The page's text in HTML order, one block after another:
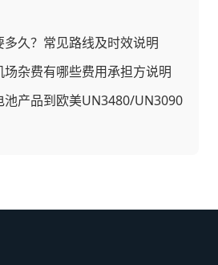
久？常见路线及时效说明
杂费有哪些费用承担方说明
池产品到欧美UN3480/UN3090